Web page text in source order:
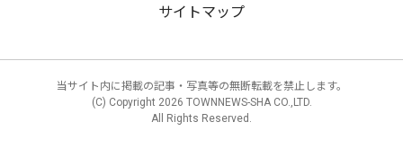
サイトマップ
当サイト内に掲載の記事・写真等の無断転載を禁止します。
(C) Copyright 2026 TOWNNEWS-SHA CO.,LTD.
All Rights Reserved.